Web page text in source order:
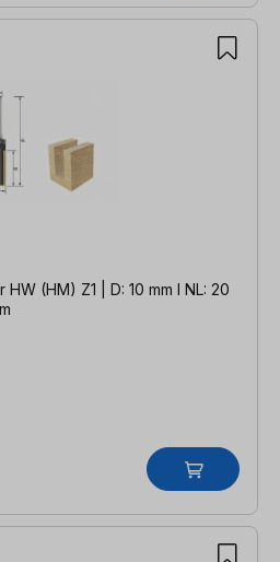
(HM) Z1 | D: 10 mm l NL: 20